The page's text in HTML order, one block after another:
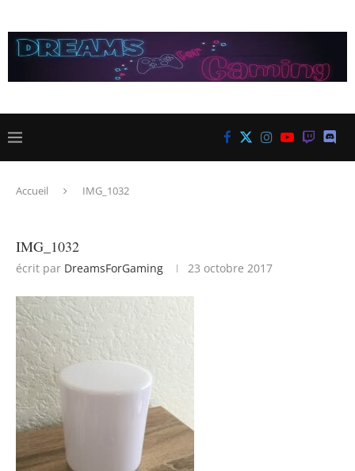
Accueil IMG_1032
IMG_1032
écrit par DreamsForGaming 23 octobre 2017